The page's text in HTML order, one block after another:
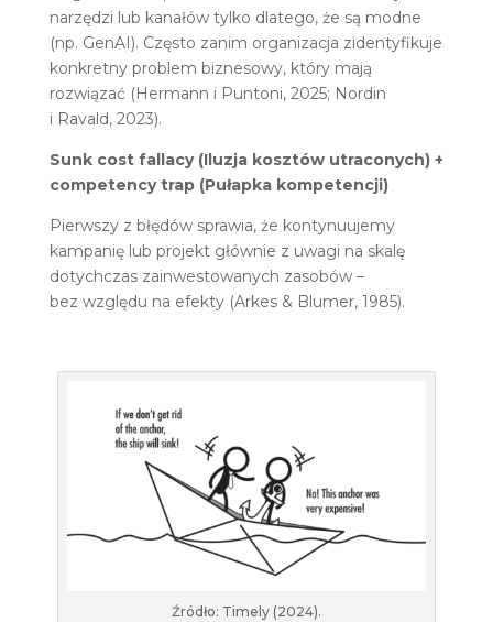
narzędzi lub kanałów tylko dlatego, że są modne
(np. GenAI). Często zanim organizacja zidentyfikuje
konkretny problem biznesowy, który mają
rozwiązać (Hermann i Puntoni, 2025; Nordin
i Ravald, 2023).
Sunk cost fallacy (Iluzja kosztów utraconych) +
competency trap (Pułapka kompetencji)
Pierwszy z błędów sprawia, że kontynuujemy
kampanię lub projekt głównie z uwagi na skalę
dotychczas zainwestowanych zasobów –
bez względu na efekty (Arkes & Blumer, 1985).
Źródło: Timely (2024).